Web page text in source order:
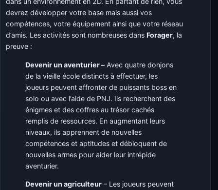
devrez développer votre base mais aussi vos
compétences, votre équipement ainsi que votre réseau
d’amis. Les activités sont nombreuses dans Forager, la
preuve :
Devenir un aventurier –Avec quatre donjons
de la vieille école distincts à effectuer, les
joueurs peuvent affronter de puissants boss en
solo ou avec l’aide de PNJ. Ils recherchent des
énigmes et des coffres au trésor cachés
remplis de ressources. En augmentant leurs
niveaux, ils apprennent de nouvelles
compétences et aptitudes et débloquent de
nouvelles armes pour aider leur intrépide
aventurier.
Devenir un agriculteur – Les joueurs peuvent